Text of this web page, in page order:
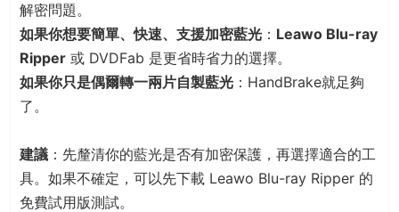
解密問題。
如果你想要簡單、快速、支援加密藍光 ： Leawo Blu-ray
Ripper 或 DVDFab 是更省時省力的選擇。
如果你只是偶爾轉一兩片自製藍光 ：HandBrake就足夠
了。
建議 ：先釐清你的藍光是否有加密保護，再選擇適合的工
具。如果不確定，可以先下載 Leawo Blu-ray Ripper 的
免費試用版測試。